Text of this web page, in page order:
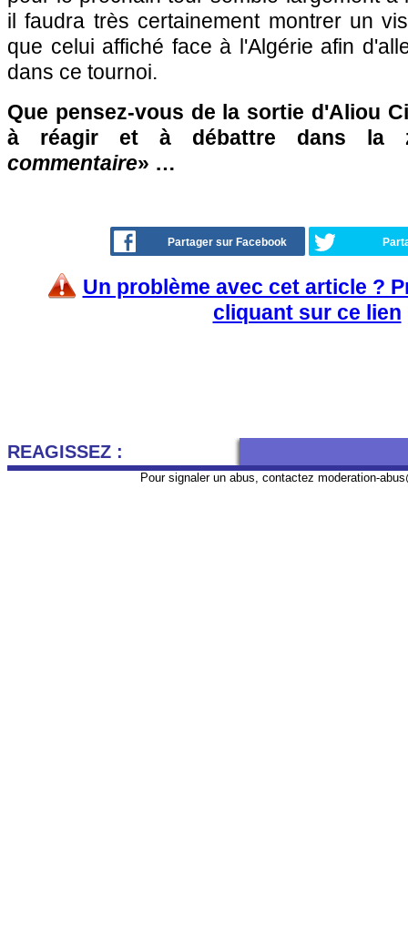
il faudra très certainement montrer un
que celui affiché face à l'Algérie afin
dans ce tournoi.
Que pensez-vous de la sortie d'Aliou
à réagir et à débattre dans la
commentaire» …
Partager sur Facebook
Un problème avec cet article ?
cliquant sur ce lien
REAGISSEZ :
Pour signaler un abus, contactez moderation-